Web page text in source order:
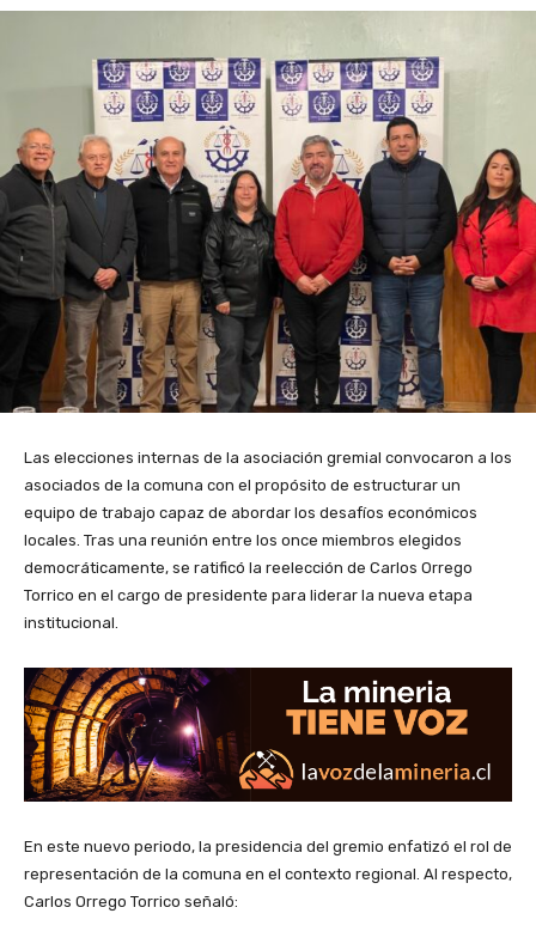
Las elecciones internas de la asociación gremial convocaron a los
asociados de la comuna con el propósito de estructurar un
equipo de trabajo capaz de abordar los desafíos económicos
locales. Tras una reunión entre los once miembros elegidos
democráticamente, se ratificó la reelección de Carlos Orrego
Torrico en el cargo de presidente para liderar la nueva etapa
institucional.
En este nuevo periodo, la presidencia del gremio enfatizó el rol de
representación de la comuna en el contexto regional. Al respecto,
Carlos Orrego Torrico señaló: